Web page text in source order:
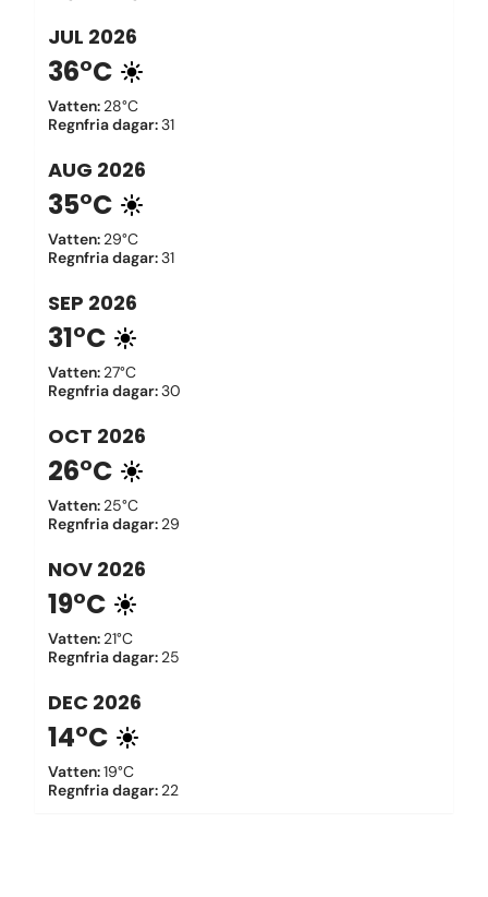
JUL 2026
36°C
Vatten: 28°C
Regnfria dagar:31
AUG 2026
35°C
Vatten: 29°C
Regnfria dagar:31
SEP 2026
31°C
Vatten: 27°C
Regnfria dagar:30
OCT 2026
26°C
Vatten: 25°C
Regnfria dagar: 29
NOV 2026
19°C
Vatten: 21°C
Regnfria dagar: 25
DEC 2026
14°C
Vatten:19°C
Regnfria dagar: 22